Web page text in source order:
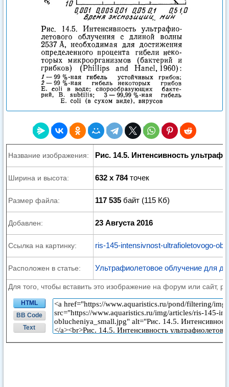
Название изображения: Рис. 14.5. Интенсивность
Ширина и высота: 632 x 784точек
Размер файла: 117 535 байт (115 Кб)
Добавлен: 23 Августа 2016
Ссылка на картинку: ris-145-intensivnost-ultrafioletovogo-
Расположен в статье: Ультрафиолетовое облучение для
Для того, чтобы вставить это изображение на форум или сайт,
HTML
BB Code
Text